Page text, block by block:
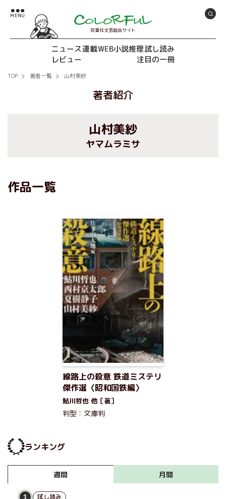
双葉社文芸総合サイト
ニュース連載WEB小説推理試し読み
レビュー
注目の一冊
TOP 著者一覧 山村美紗
著者紹介
山村美紗
ヤマムラミサ
作品一覧
線路上の殺意 鉄道ミステリ
傑作選〈昭和国鉄編〉
鮎川哲也 他［著］
判型：文庫判
ランキング
週間 月間
1 試し読み